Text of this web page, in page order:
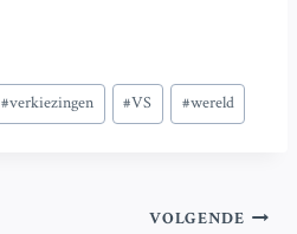
#verkiezingen #VS #wereld
VOLGENDE